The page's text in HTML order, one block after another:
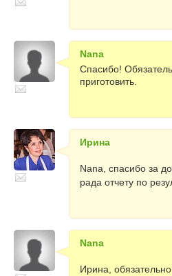
Nana
Спасибо!
приготовить.
Ирина
Nana, спасибо за
рада отчету по
Nana
Ирина,